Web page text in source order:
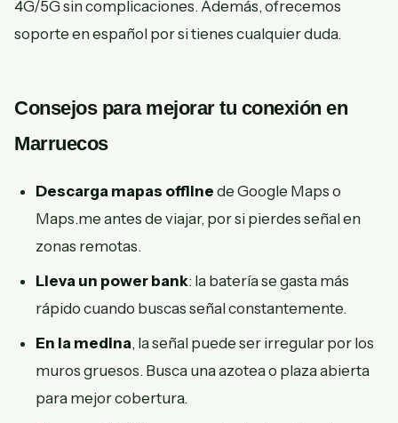
4G/5G sin complicaciones. Además, ofrecemos
soporte en español por si tienes cualquier duda.
Consejos para mejorar tu conexión en
Marruecos
Descarga mapas offline de Google Maps o
Maps.me antes de viajar, por si pierdes señal en
zonas remotas.
Lleva un power bank: la batería se gasta más
rápido cuando buscas señal constantemente.
En la medina, la señal puede ser irregular por los
muros gruesos. Busca una azotea o plaza abierta
para mejor cobertura.